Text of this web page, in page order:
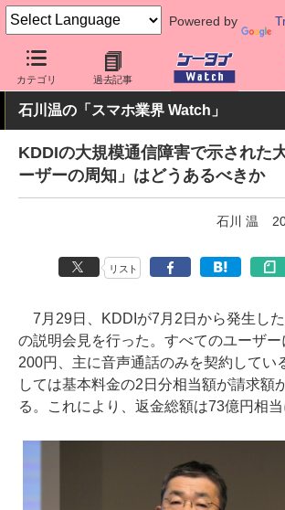
Powered by
カテゴリ 過去記事
ケータイ Watch キャリア au 通信障害
石川温の「スマホ業界 Watch」
KDDIの大規模通信障害で示された
ーザーの周知」はどうあるべきか
石川 温
リスト
7月29日、KDDIが7月2日から発生し
の説明会見を行った。すべてのユーザ
200円、主に音声通話のみを契約してい
しては基本料金の2日分相当額が請求額
る。これにより、返金総額は73億円相当